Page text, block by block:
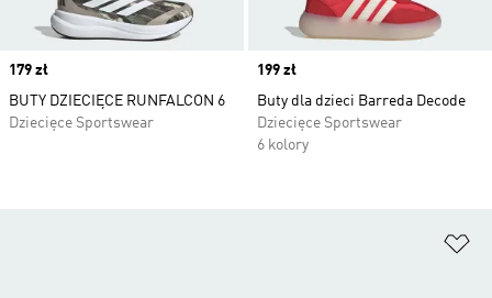
Price
179 zł
BUTY DZIECIĘCE RUNFALCON 6
Dziecięce Sportswear
Price
199 zł
Buty dla dzieci Barreda Decode
Dziecięce Sportswear
6 kolory